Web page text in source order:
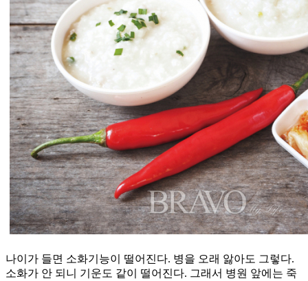
나이가 들면 소화기능이 떨어진다. 병을 오래 앓아도 그렇다.
소화가 안 되니 기운도 같이 떨어진다. 그래서 병원 앞에는 죽